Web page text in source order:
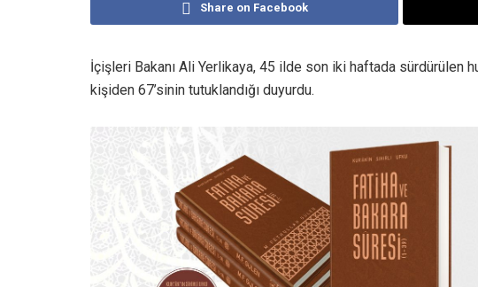
Share on Facebook
İçişleri Bakanı Ali Yerlikaya, 45 ilde son iki haftada sürdürülen
kişiden 67’sinin tutuklandığı duyurdu.